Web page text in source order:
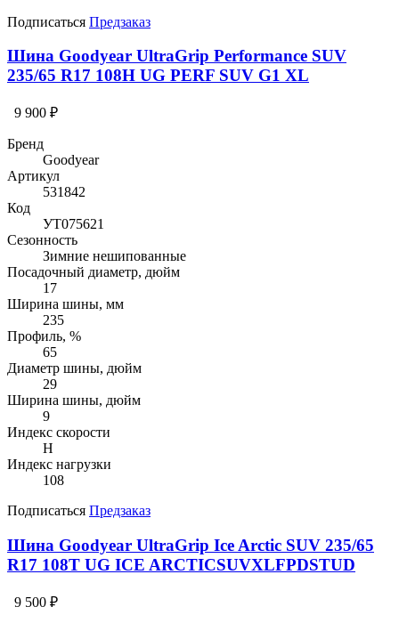
Подписаться Предзаказ
Шина Goodyear UltraGrip Performance SUV
235/65 R17 108H UG PERF SUV G1 XL
9 900 ₽
Бренд
Goodyear
Артикул
531842
Код
УТ075621
Сезонность
Зимние нешипованные
Посадочный диаметр, дюйм
17
Ширина шины, мм
235
Профиль, %
65
Диаметр шины, дюйм
29
Ширина шины, дюйм
9
Индекс скорости
H
Индекс нагрузки
108
Подписаться Предзаказ
Шина Goodyear UltraGrip Ice Arctic SUV 235/65
R17 108T UG ICE ARCTICSUVXLFPDSTUD
9 500 ₽